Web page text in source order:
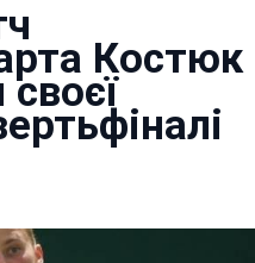
Костюк
своєї